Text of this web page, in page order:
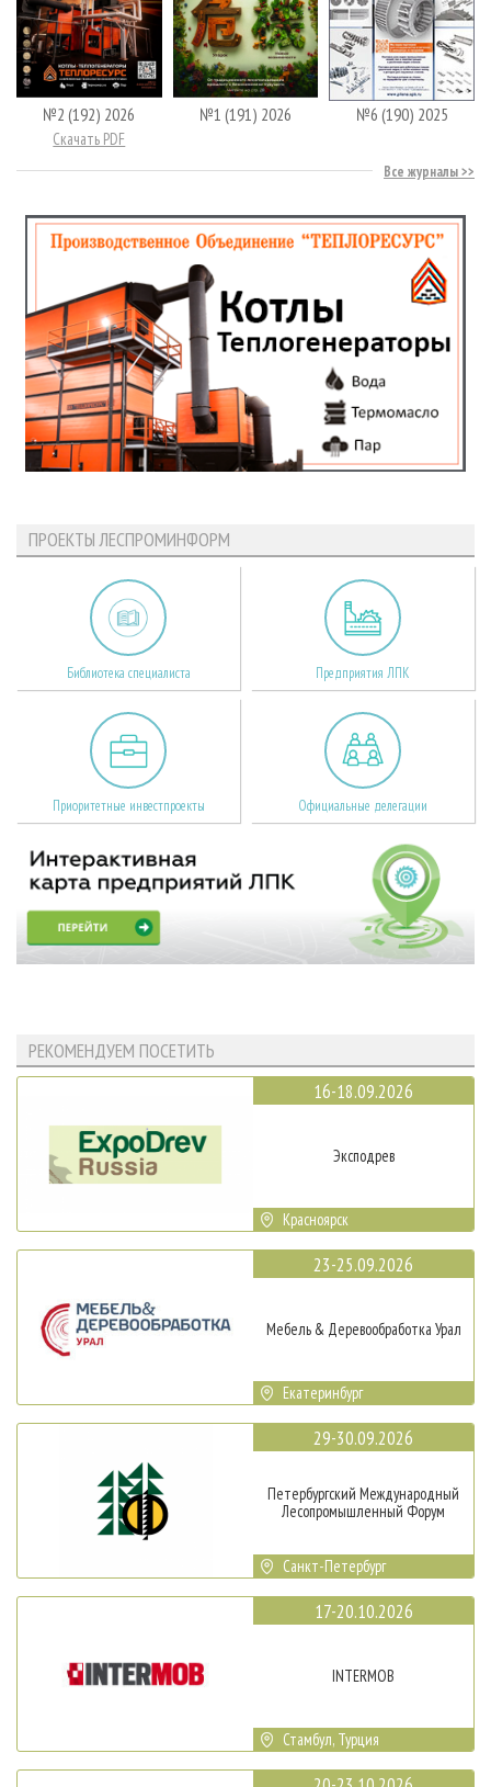
№2 (192) 2026
Скачать PDF
№1 (191) 2026 №6 (190) 2025
Все журналы
ПРОЕКТЫ ЛЕСПРОМИНФОРМ
Библиотека специалиста Предприятия ЛПК
Приоритетные инвестпроекты Официальные делегации
РЕКОМЕНДУЕМ ПОСЕТИТЬ
16-18.09.2026
Эксподрев
Красноярск
23-25.09.2026
Мебель & Деревообработка Урал
Екатеринбург
29-30.09.2026
Петербургский Международный
Лесопромышленный Форум
Санкт-Петербург
17-20.10.2026
INTERMOB
Стамбул, Турция